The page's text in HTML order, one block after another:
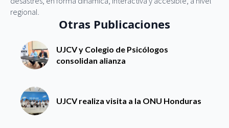
regional.
Otras Publicaciones
UJCV y Colegio de Psicólogos
consolidan alianza
UJCV realiza visita a la ONU Honduras